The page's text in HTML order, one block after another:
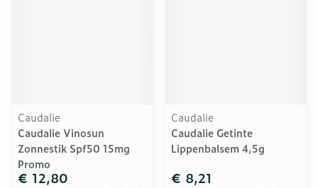
Caudalie
Caudalie Vinosun
Zonnestik Spf50 15mg
Promo
€ 12,80
Caudalie
Caudalie Getinte
Lippenbalsem 4,5g
€ 8,21